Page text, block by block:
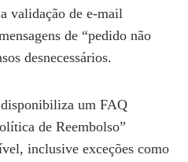
validação de e‑mail
de “pedido não
desnecessários.
um FAQ
de Reembolso”
inclusive exceções como